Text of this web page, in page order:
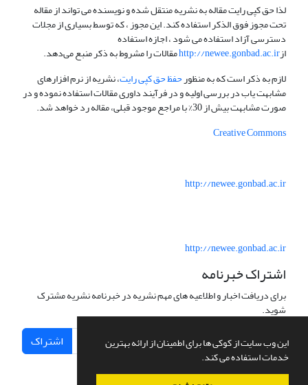
این وب سایت از کوکی ها برای اطمینان از ارائه بهترین
خدمات استفاده می کند.
لذا حق کپی رایت مقاله به نشریه منتقل شده و نویسنده می تواند از مقاله
تحت مجوز فوق الذکر استفاده کند. این مجوز ، که توسط بسیاری از مجلات
دسترسی آزاد استفاده می شود ، اجازه استفاده
ازhttp://newee.gonbad.ac.irمقالات را مشروط به ذکر منبع می‌دهد.
لازم به ذکر است که به منظورحفظ حق کپی رایت، نشریه از نرم افزارهای
مشابهت یاب در بررسی اولیه و در فرآیند داوری مقالات استفاده نموده و در
صورت مشابهت بیش از 30% با مراجع موجود قبلی، مقاله رد خواهد شد.
Creative Commons
http://newee.gonbad.ac.ir
http://newee.gonbad.ac.ir
اشتراک خبرنامه
برای دریافت اخبار و اطلاعیه های مهم نشریه در خبرنامه نشریه مشترک
شوید.
اشتراک